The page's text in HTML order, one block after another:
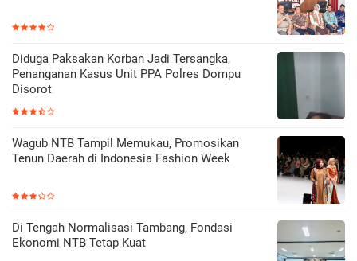
Diduga Paksakan Korban Jadi Tersangka,
Penanganan Kasus Unit PPA Polres Dompu
Disorot
Wagub NTB Tampil Memukau, Promosikan
Tenun Daerah di Indonesia Fashion Week
Di Tengah Normalisasi Tambang, Fondasi
Ekonomi NTB Tetap Kuat